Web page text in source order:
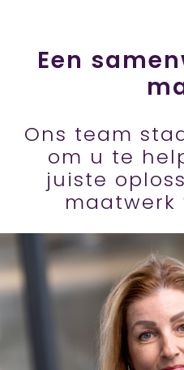
Een
Ons team
om u te
juiste
maatwerk